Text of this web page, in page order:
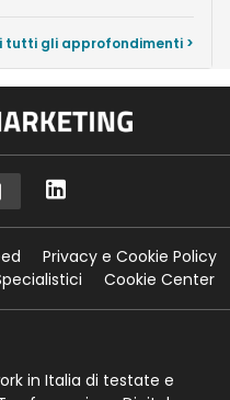
tutti gli approfondimenti >
Privacy e Cookie Policy
Cookie Center
in Italia di testate e